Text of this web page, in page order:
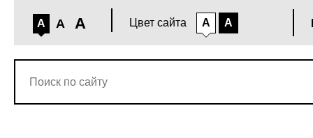
A A A Цвет сайта A A